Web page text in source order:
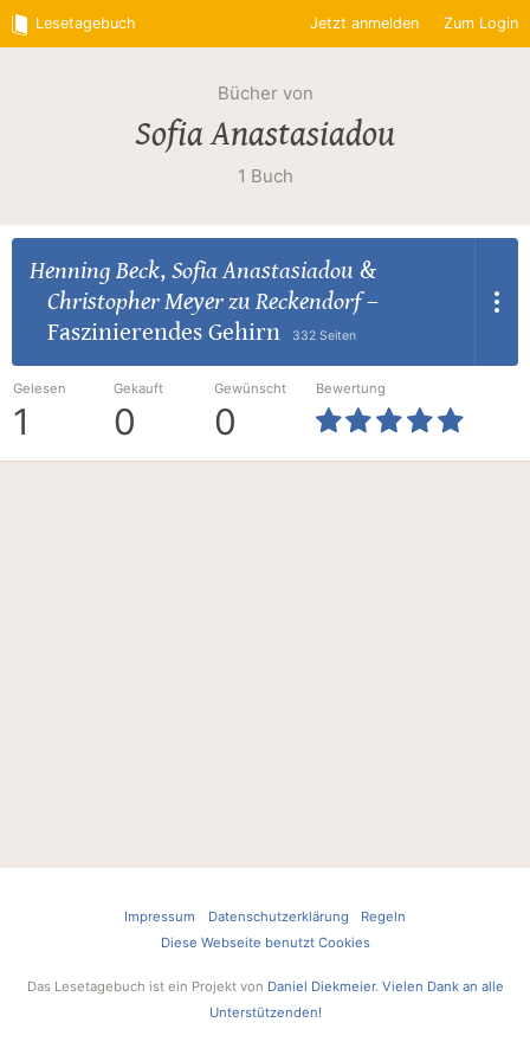
Lesetagebuch Jetzt anmelden Zum Login
Bücher von
Sofia Anastasiadou
1 Buch
Henning Beck, Sofia Anastasiadou &
Christopher Meyer zu Reckendorf–
Faszinierendes Gehirn
332 Seiten
Gelesen
1
Gekauft
0
Gewünscht
0
Bewertung
Impressum Datenschutzerklärung
Regeln
Diese Webseite benutzt Cookies
Das Lesetagebuch ist ein Projekt von Daniel Diekmeier. Vielen Dank an alle
Unterstützenden!